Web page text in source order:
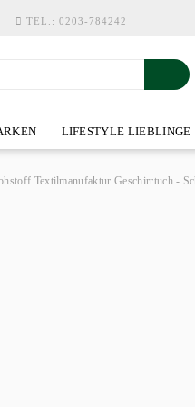
TEL.: 0203-784242
LIFESTYLE LIEBLINGE
Textilmanufaktur Geschirrtuch -